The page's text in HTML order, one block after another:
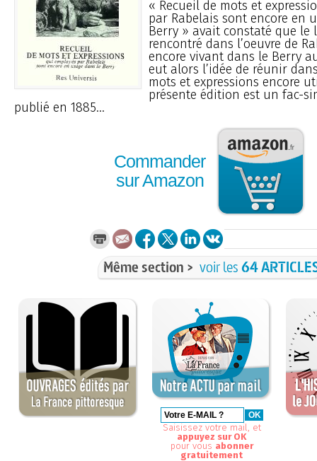
« Recueil de mots et
par Rabelais sont encore en
Berry » avait constaté que le
rencontré dans l’oeuvre de
encore vivant dans le Berry
eut alors l’idée de réunir
mots et expressions encore
présente édition est un fac-
publié en 1885...
Commander
sur Amazon
Même section > voir les64
Saisissez votre mail, et
appuyez sur OK
pour vous abonner
gratuitement